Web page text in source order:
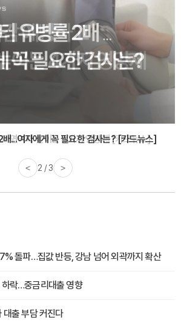
면역력 높이는 4가지 영양제 [카드뉴스]
< 3 / 3 >
돌파…집값 반등, 강남 넘어 외곽까지 확산
락…중금리대출 영향
대출 부담 커진다